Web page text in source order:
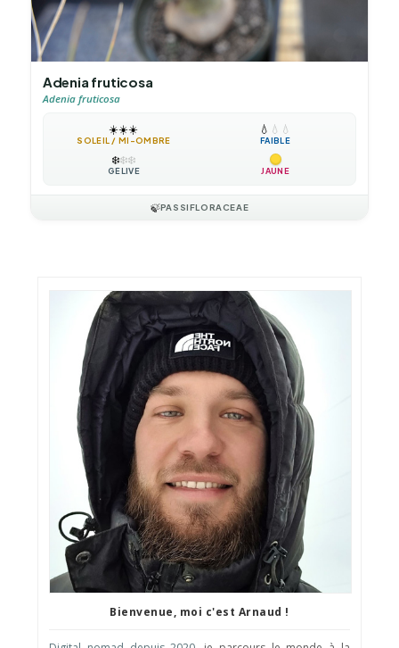
Adenia fruticosa
Adenia fruticosa
☀️☀️☀️
SOLEIL / MI-OMBRE
💧 💧 💧
FAIBLE
❄️❄️❄️
GÉLIVE JAUNE
🍃PASSIFLORACEAE
Bienvenue, moi c'est Arnaud !